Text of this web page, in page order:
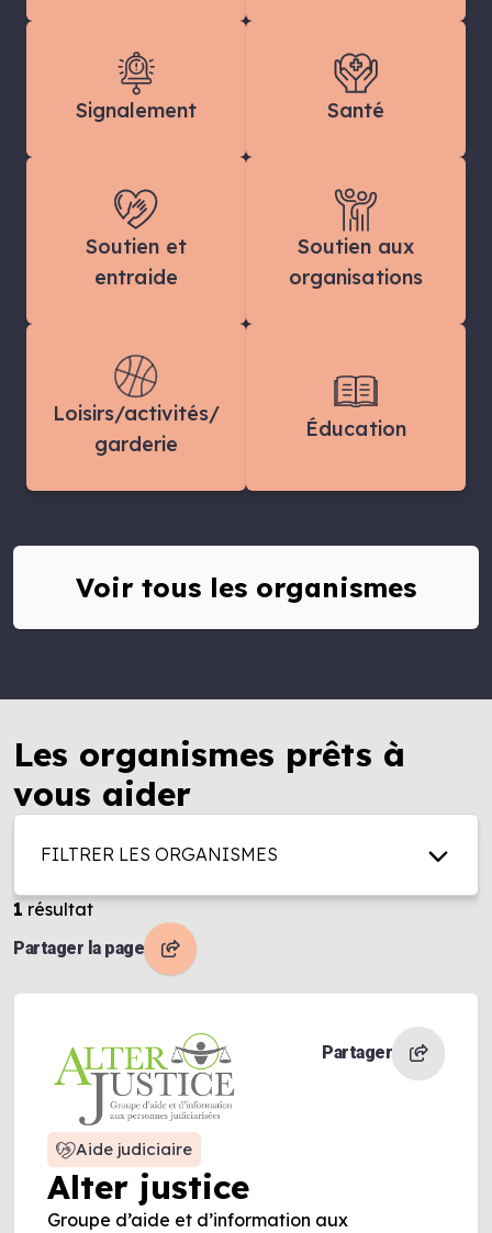
Signalement Santé
Soutien et
entraide
Soutien aux
organisations
Loisirs/activités/
garderie
Éducation
Voir tous les organismes
Les organismes prêts à
vous aider
FILTRER LES ORGANISMES
1 résultat
Partager la page
Alter justice
Partager
Aide judiciaire
Groupe d’aide et d’information aux